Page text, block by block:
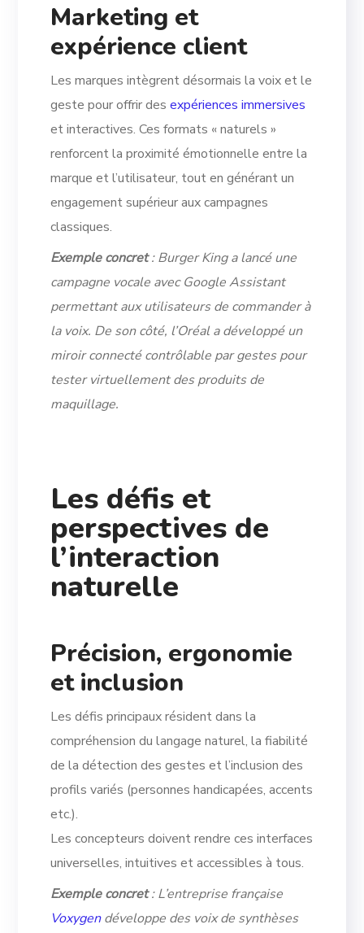
Marketing et
expérience client
Les marques intègrent désormais la voix et le
geste pour offrir desexpériences immersives
et interactives. Ces formats « naturels »
renforcent la proximité émotionnelle entre la
marque et l’utilisateur, tout en générant un
engagement supérieur aux campagnes
classiques.
Exemple concret: Burger King a lancé une
campagne vocale avec Google Assistant
permettant aux utilisateurs de commander à
la voix. De son côté, l’Oréal a développé un
miroir connecté contrôlable par gestes pour
tester virtuellement des produits de
maquillage.
Les défis et
perspectives de
l’interaction
naturelle
Précision, ergonomie
et inclusion
Les défis principaux résident dans la
compréhension du langage naturel, la fiabilité
de la détection des gestes et l’inclusion des
profils variés (personnes handicapées, accents
etc.).
Les concepteurs doivent rendre ces interfaces
universelles, intuitives et accessibles à tous.
Exemple concret: L’entreprise française
Voxygendéveloppe des voix de synthèses